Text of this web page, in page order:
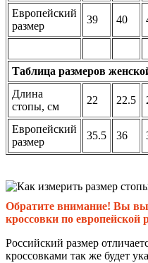
Европейский
размер
39 40
Таблица размеров
Длина
стопы, см
22 22.5
Европейский
размер
35.5 36
Обратите внимание! Вы
кроссовки по европейской
Российский размер
кроссовками так же будет